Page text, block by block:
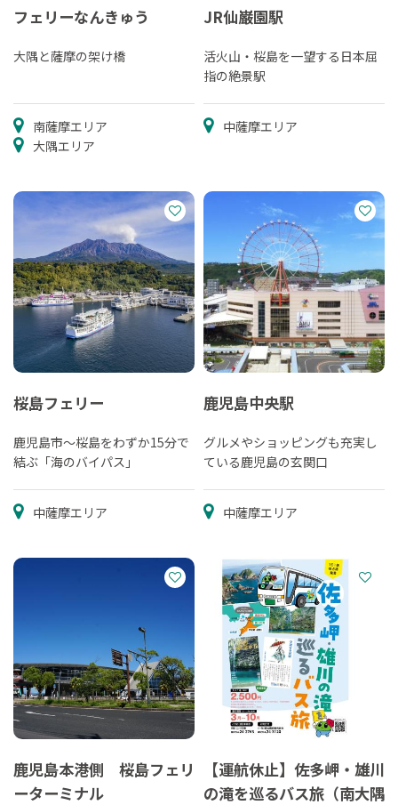
フェリーなんきゅう
大隅と薩摩の架け橋
南薩摩エリア
大隅エリア
JR仙巌園駅
活火山・桜島を一望する日本屈
指の絶景駅
中薩摩エリア
桜島フェリー
鹿児島市～桜島をわずか15分で
結ぶ「海のバイパス」
中薩摩エリア
鹿児島中央駅
グルメやショッピングも充実し
ている鹿児島の玄関口
中薩摩エリア
鹿児島本港側 桜島フェリ
ーターミナル
【運航休止】佐多岬・雄川
の滝を巡るバス旅（南大隅